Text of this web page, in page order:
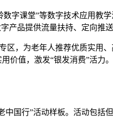
课堂”等数字技术应用教
品提供流量扶持、定向推
，为老年人推荐优质实用
值，激发“银发消费”活力
国行”活动样板。活动包括但